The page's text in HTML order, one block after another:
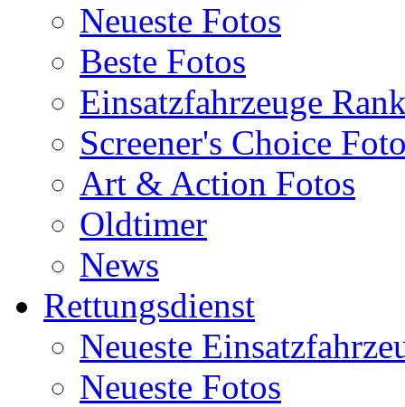
Neueste Fotos
Beste Fotos
Einsatzfahrzeuge
Screener's Choice
Art & Action Fotos
Oldtimer
News
Rettungsdienst
Neueste
Neueste Fotos